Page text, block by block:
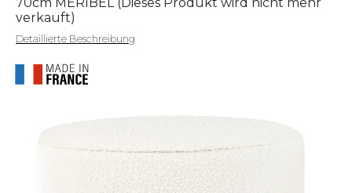
verkauft)
Detaillierte Beschreibung